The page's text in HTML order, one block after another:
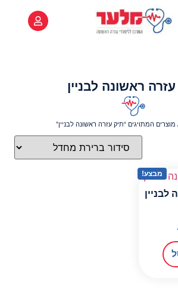
ראשונה לבניין
מוצרים המתויגים “תיק עזרה ראשונה לבניין”
מבצע!
לבניין